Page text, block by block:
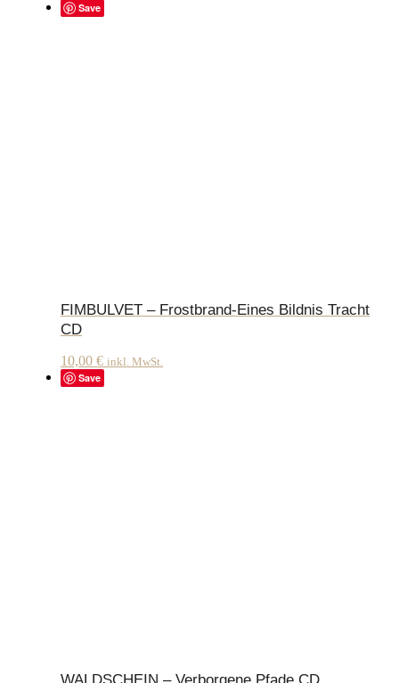
Save
FIMBULVET – Frostbrand-Eines Bildnis Tracht
CD
10,00 € inkl. MwSt.
Save
WALDSCHEIN – Verborgene Pfade CD